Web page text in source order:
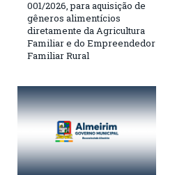
001/2026, para aquisição de
gêneros alimentícios
diretamente da Agricultura
Familiar e do Empreendedor
Familiar Rural